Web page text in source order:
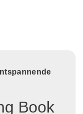
Book